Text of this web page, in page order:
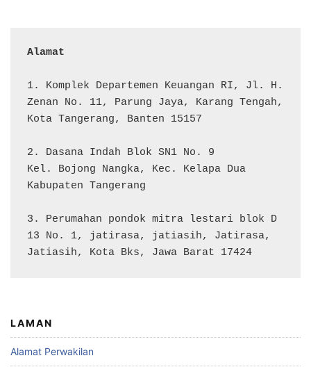
Alamat
1. Komplek Departemen Keuangan RI, Jl. H.
Zenan No. 11, Parung Jaya, Karang Tengah,
Kota Tangerang, Banten 15157
2. Dasana Indah Blok SN1 No. 9
Kel. Bojong Nangka, Kec. Kelapa Dua
Kabupaten Tangerang
3. Perumahan pondok mitra lestari blok D
13 No. 1, jatirasa, jatiasih, Jatirasa,
Jatiasih, Kota Bks, Jawa Barat 17424
LAMAN
Alamat Perwakilan